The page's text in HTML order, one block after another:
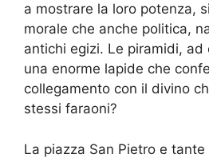
a mostrare la loro potenza,
morale che anche politica,
antichi egizi. Le piramidi, ad
una enorme lapide che
collegamento con il divino
stessi faraoni?
La piazza San Pietro e